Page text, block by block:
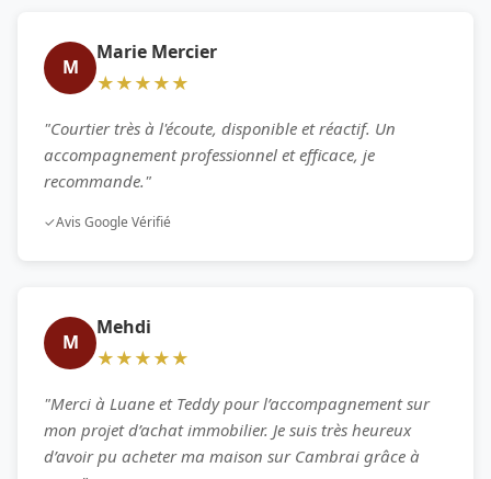
M
Marie Mercier
★★★★★
"Courtier très à l'écoute, disponible et réactif. Un
accompagnement professionnel et efficace, je
recommande."
✓Avis Google Vérifié
M
Mehdi
★★★★★
"Merci à Luane et Teddy pour l’accompagnement sur
mon projet d’achat immobilier. Je suis très heureux
d’avoir pu acheter ma maison sur Cambrai grâce à